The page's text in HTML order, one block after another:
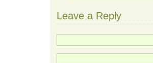
Leave a Reply